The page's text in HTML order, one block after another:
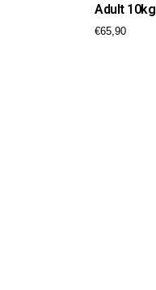
Adult 10kg
€65,90